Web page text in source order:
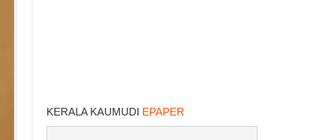
KERALA KAUMUDI EPAPER